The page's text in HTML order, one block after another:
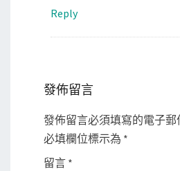
Reply
發佈留言
發佈留言必須填寫的電子郵
必填欄位標示為 *
留言 *